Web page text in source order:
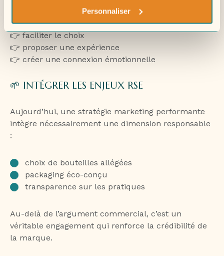
Personnaliser
Pour se démarquer, une marque doit répondre à
une attente claire :
👉 faciliter le choix
👉 proposer une expérience
👉 créer une connexion émotionnelle
🌱 INTÉGRER LES ENJEUX RSE
Aujourd’hui, une stratégie marketing performante
intègre nécessairement une dimension responsable
:
choix de bouteilles allégées
packaging éco-conçu
transparence sur les pratiques
Au-delà de l’argument commercial, c’est un
véritable engagement qui renforce la crédibilité de
la marque.